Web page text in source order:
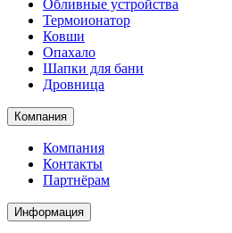
Обливные устройства
Термоионатор
Ковши
Опахало
Шапки для бани
Дровница
Компания
Компания
Контакты
Партнёрам
Информация